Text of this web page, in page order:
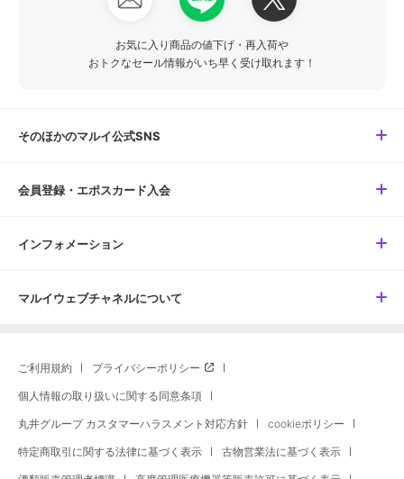
お気に入り商品の値下げ・再入荷や
おトクなセール情報がいち早く受け取れます！
そのほかのマルイ公式SNS
会員登録・エポスカード入会
インフォメーション
マルイウェブチャネルについて
ご利用規約 プライバシーポリシー
個人情報の取り扱いに関する同意条項
丸井グループ カスタマーハラスメント対応方針 cookieポリシー
特定商取引に関する法律に基づく表示 古物営業法に基づく表示